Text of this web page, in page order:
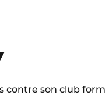
son club